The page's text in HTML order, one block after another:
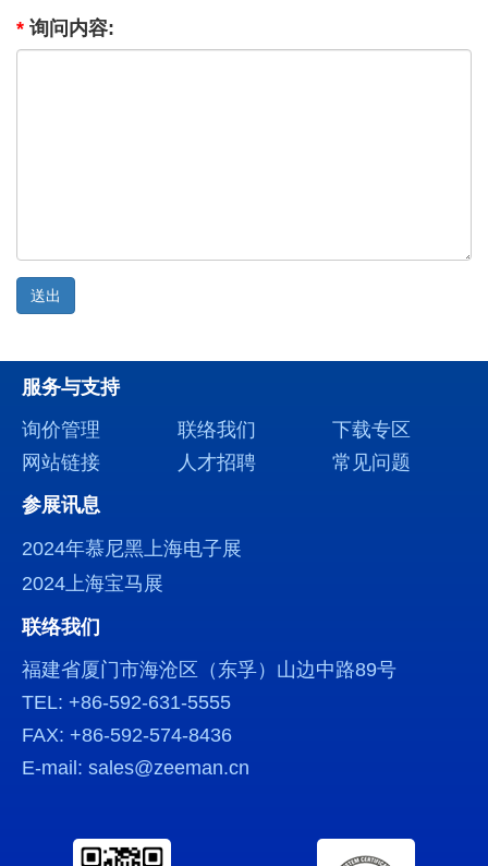
* 询问内容:
服务与支持
询价管理
联络我们
下载专区
网站链接
人才招聘
常见问题
参展讯息
2024年慕尼黑上海电子展
2024上海宝马展
联络我们
福建省厦门市海沧区（东孚）山边中路89号
TEL: +86-592-631-5555
FAX: +86-592-574-8436
E-mail: sales@zeeman.cn